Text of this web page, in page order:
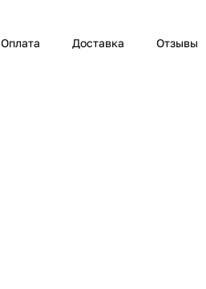
Оплата Доставка Отзывы